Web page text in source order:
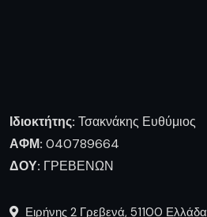
Ιδιοκτήτης: Τσακνάκης Ευθύμιος
ΑΦΜ: 040789664
ΔΟΥ: ΓΡΕΒΕΝΩΝ
Ειρήνης 2 Γρεβενά, 51100 Ελλάδα